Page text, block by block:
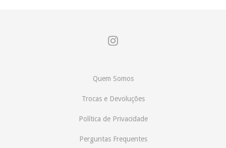
Quem Somos
Trocas e Devoluções
Política de Privacidade
Perguntas Frequentes